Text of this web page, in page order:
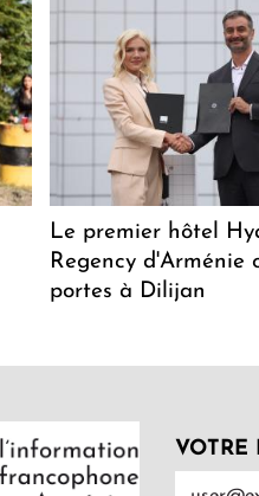
Le premier hôtel
Regency d'Arménie
portes à Dilijan
VOTRE